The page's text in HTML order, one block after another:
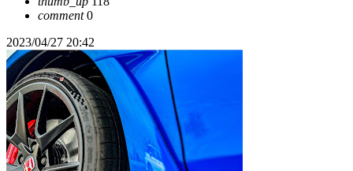
comment0
2023/04/27 20:42